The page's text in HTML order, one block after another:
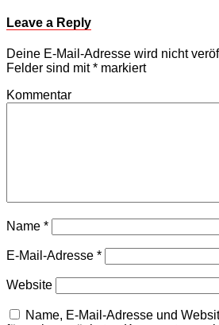
Leave a Reply
Deine E-Mail-Adresse wird nicht
Felder sind mit* markiert
Kommentar
Name *
E-Mail-Adresse *
Website
Name, E-Mail-Adresse und